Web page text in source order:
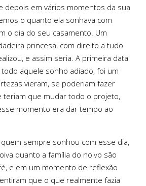
depois em vários momentos da sua
o quanto ela sonhava com
o dia do seu casamento. Um
princesa, com direito a tudo
e assim seria. A primeira data
aquele sonho adiado, foi um
vieram, se poderiam fazer
teriam que mudar todo o projeto,
momento era dar tempo ao
sempre sonhou com esse dia,
quanto a família do noivo são
e em um momento de reflexão
que o que realmente fazia